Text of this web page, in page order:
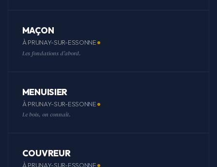
MAÇON
À PRUNAY-SUR-ESSONNE
Les fondations d'abord.
MENUISIER
À PRUNAY-SUR-ESSONNE
Le bois, on connaît.
COUVREUR
À PRUNAY-SUR-ESSONNE